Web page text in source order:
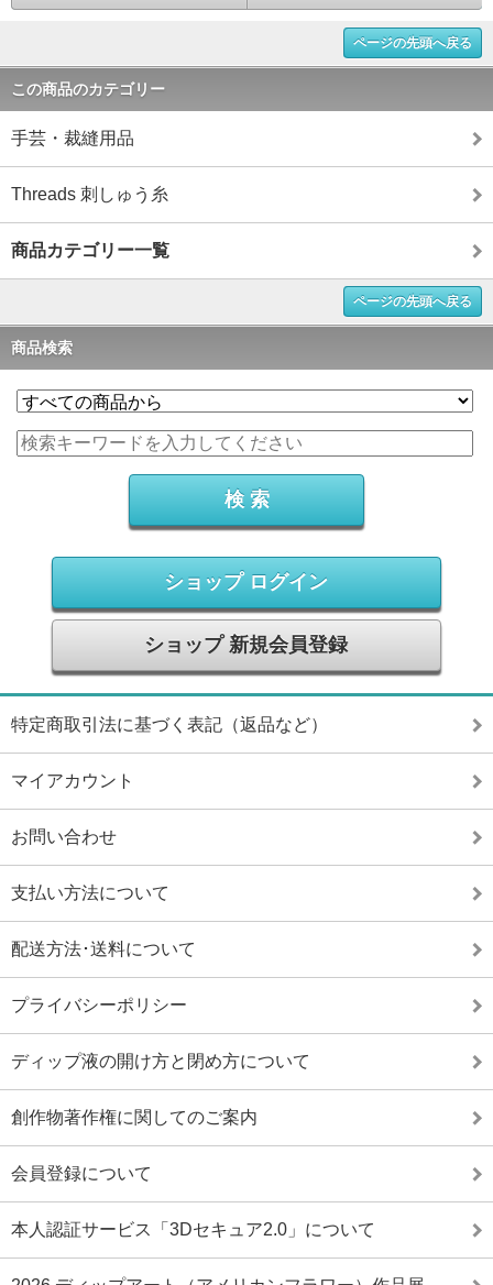
ページの先頭へ戻る
この商品のカテゴリー
手芸・裁縫用品
Threads 刺しゅう糸
商品カテゴリー一覧
ページの先頭へ戻る
商品検索
ショップ ログイン
ショップ 新規会員登録
特定商取引法に基づく表記（返品など）
マイアカウント
お問い合わせ
支払い方法について
配送方法･送料について
プライバシーポリシー
ディップ液の開け方と閉め方について
創作物著作権に関してのご案内
会員登録について
本人認証サービス「3Dセキュア2.0」について